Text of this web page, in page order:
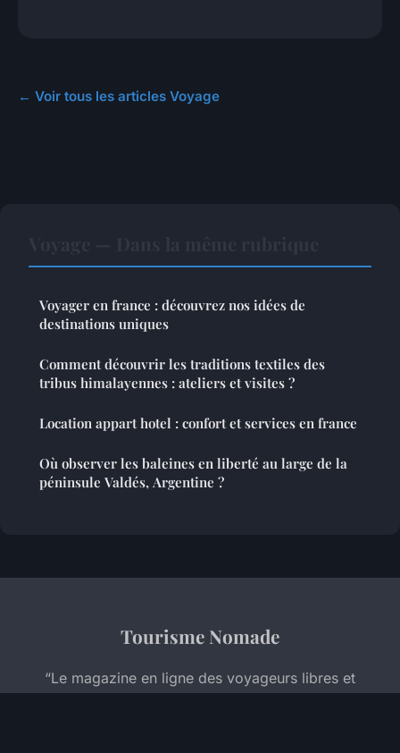
← Voir tous les articles Voyage
Voyager en france : découvrez nos idées de
destinations uniques
Comment découvrir les traditions textiles des
tribus himalayennes : ateliers et visites ?
Location appart hotel : confort et services en france
Où observer les baleines en liberté au large de la
péninsule Valdés, Argentine ?
Tourisme Nomade
“Le magazine en ligne des voyageurs libres et